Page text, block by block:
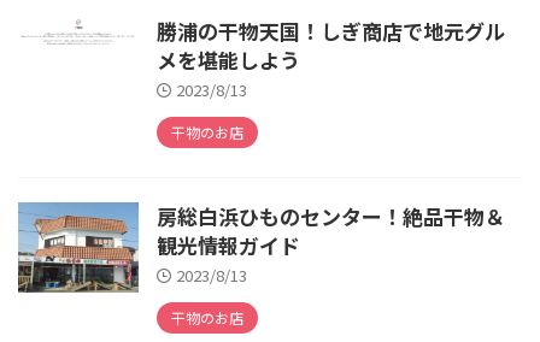
勝浦の干物天国！しぎ商店で地元グル
メを堪能しよう
2023/8/13
干物のお店
房総白浜ひものセンター！絶品干物＆
観光情報ガイド
2023/8/13
干物のお店